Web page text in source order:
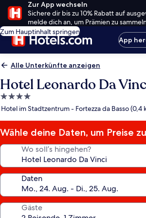
Zur App wechseln
Sichere dir bis zu 10% Rabatt auf
melde dich an, um Prämien zu
Zum Hauptinhalt springen
App
Alle Unterkünfte anzeigen
Hotel Leonardo Da
4.0-
Sterne-
Hotel im Stadtzentrum - Fortezza da Basso (0,4
Wähle deine Daten, um Preise
Wo soll’s hingehen?
Daten
Gäste